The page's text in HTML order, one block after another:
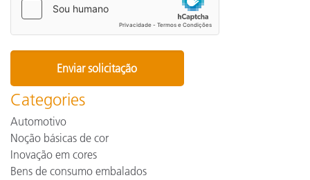
Categories
Automotivo
Noção básicas de cor
Inovação em cores
Bens de consumo embalados